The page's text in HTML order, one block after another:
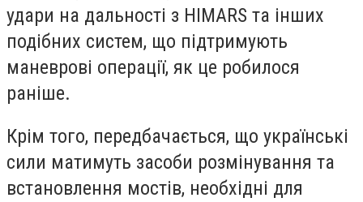
удари на дальності з HIMARS та інших
подібних систем, що підтримують
маневрові операції, як це робилося
раніше.
Крім того, передбачається, що українські
сили матимуть засоби розмінування та
встановлення мостів, необхідні для